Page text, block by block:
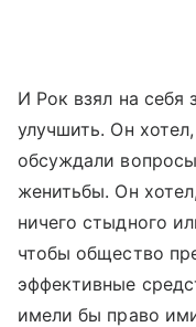
И Рок взял на себя
улучшить. Он
обсуждали
женитьбы. Он
ничего стыдного
чтобы общество
эффективные
имели бы право